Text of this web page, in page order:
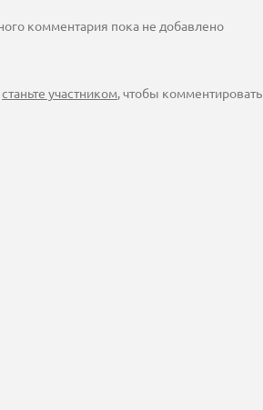
комментария пока не добавлено
станьте участником, чтобы комментировать